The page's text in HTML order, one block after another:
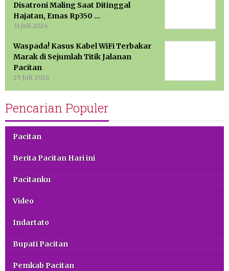
Disatroni Maling Saat Ditinggal
Hajatan, Emas Rp350 …
31 Juli 2026
Waspada! Kasus Kabel WiFi Terbakar
Marak di Sejumlah Titik Jalanan
Pacitan
29 Juli 2026
Pencarian Populer
Pacitan
Berita Pacitan Hari ini
Pacitanku
Video
Indartato
Bupati Pacitan
Pemkab Pacitan